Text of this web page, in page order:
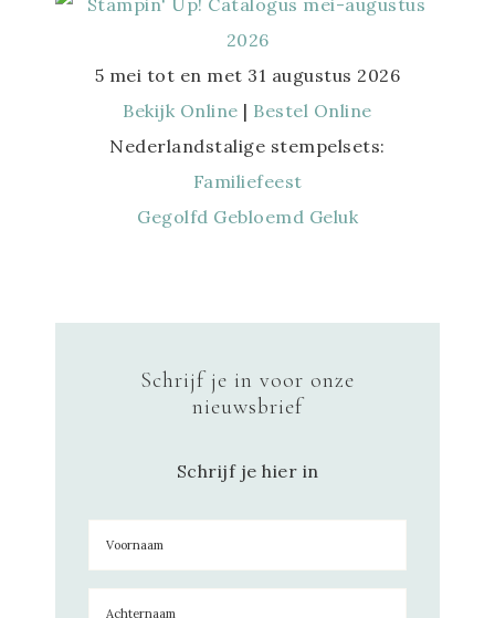
5 mei tot en met 31 augustus 2026
Bekijk Online | Bestel Online
Nederlandstalige stempelsets:
Familiefeest
Gegolfd Gebloemd Geluk
Schrijf je in voor onze
nieuwsbrief
Schrijf je hier in